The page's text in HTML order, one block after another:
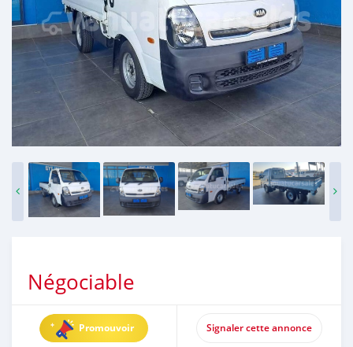
Négociable
Promouvoir Signaler cette annonce